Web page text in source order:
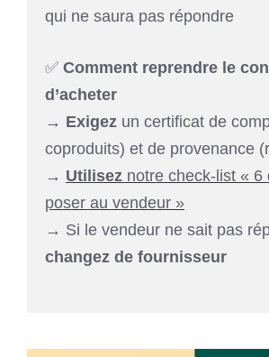
qui ne saura pas répondre
✅ Comment reprendre le
d’acheter
→ Exigez un certificat de
coproduits) et de provenance
→ Utilisez notre check-list « 6
poser au vendeur »
→ Si le vendeur ne sait pas
changez de fournisseur